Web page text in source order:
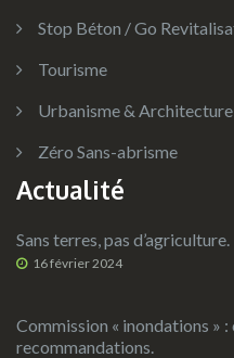
Stop Béton / Go
Tourisme
Urbanisme & Architecture
Zéro Sans-abrisme
Actualité
Sans terres, pas d’agriculture.
16 février 2024
Commission « inondations »
recommandations.